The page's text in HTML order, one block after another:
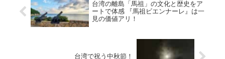
台湾の離島「馬祖」の文化と歴史をア
ートで体感 『馬祖ビエンナーレ』は一
見の価値アリ！
台湾で祝う中秋節！